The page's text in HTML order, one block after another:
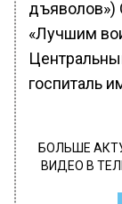
дъяволов»)
«Лучшим
госпиталь
БОЛЬШЕ
ВИДЕО В